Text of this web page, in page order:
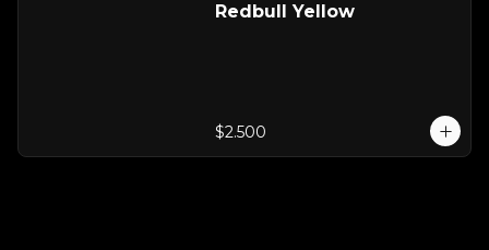
Redbull Yellow
$2.500